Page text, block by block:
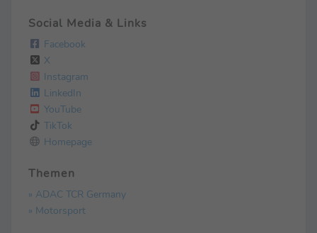
Social Media & Links
Facebook
X
Instagram
LinkedIn
YouTube
TikTok
Homepage
Themen
» ADAC TCR Germany
» Motorsport